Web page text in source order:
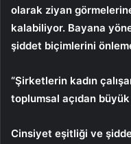
olarak ziyan
kalabiliyor. Bayana
şiddet biçimlerini
“Şirketlerin kadın
toplumsal açıdan
Cinsiyet eşitliği ve